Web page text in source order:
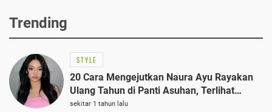
Trending
STYLE
20 Cara Mengejutkan Naura Ayu Rayakan
Ulang Tahun di Panti Asuhan, Terlihat
Anggun dengan Kaftan Cokelat
sekitar 1 tahun lalu